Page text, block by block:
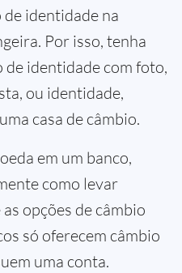
identidade na
Por isso, tenha
de identidade com foto,
ou identidade,
casa de câmbio.
em um banco,
como levar
opções de câmbio
só oferecem câmbio
uma conta.